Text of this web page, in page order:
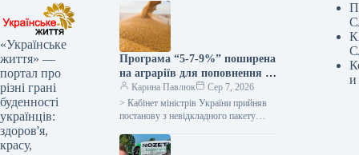
«Українське
життя» —
портал про
різні грані
буденності
українців:
здоров'я,
красу,
Програма “5-7-9%” поширена
на аграріїв для поповнення їх
оборотних коштів –
Корецький
Карина Павлюк
Сер 7, 2026
> Кабінет міністрів України прийняв
постанову з невідкладного пакету
сільгоспвиробникам у зв’язку з
и